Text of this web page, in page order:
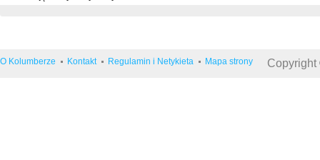
O Kolumberze Kontakt Regulamin i Netykieta Mapa strony